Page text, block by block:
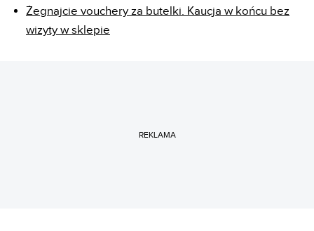
Żegnajcie vouchery za butelki. Kaucja w końcu bez
wizyty w sklepie
REKLAMA